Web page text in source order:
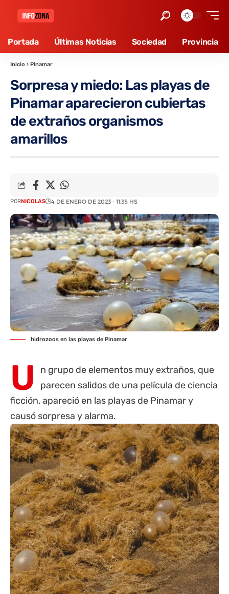
Portada Últimas Noticias Sociedad Provincia
Inicio › Pinamar
Sorpresa y miedo: Las playas de
Pinamar aparecieron cubiertas
de extraños organismos
amarillos
PORNICOLAS 4 DE ENERO DE 2023 - 11:35 HS
hidrozoos en las playas de Pinamar
U
n grupo de elementos muy extraños, que
parecen salidos de una película de ciencia
ficción, apareció en las playas de Pinamary
causó sorpresa y alarma.